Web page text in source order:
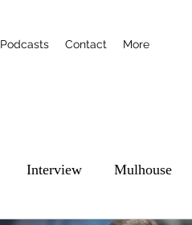
Podcasts Contact More
Interview Mulhouse